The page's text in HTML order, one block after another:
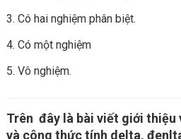
Có hai nghiệm phân biệt.
Có một nghiệm
Vô nghiệm.
Trên đây là bài viết giới thiệu
và công thức tính delta,